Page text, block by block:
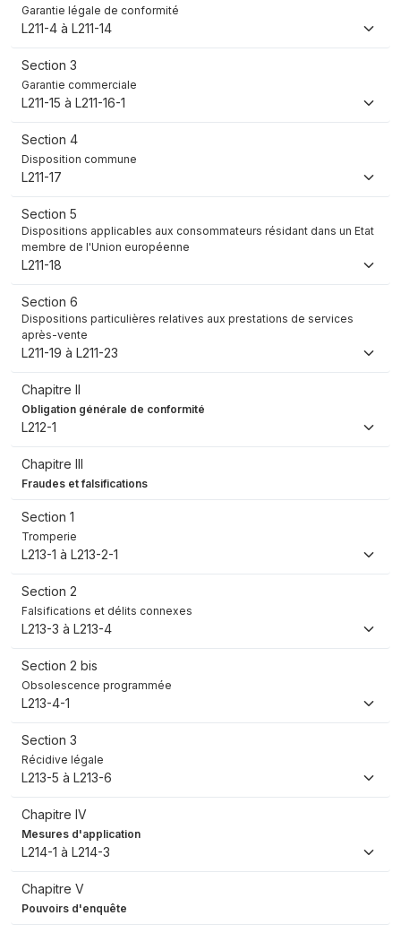
Garantie légale de conformité
L211-4 à L211-14
Section 3
Garantie commerciale
L211-15 à L211-16-1
Section 4
Disposition commune
L211-17
Section 5
Dispositions applicables aux consommateurs résidant dans un Etat
membre de l'Union européenne
L211-18
Section 6
Dispositions particulières relatives aux prestations de services
après-vente
L211-19 à L211-23
Chapitre II
Obligation générale de conformité
L212-1
Chapitre III
Fraudes et falsifications
Section 1
Tromperie
L213-1 à L213-2-1
Section 2
Falsifications et délits connexes
L213-3 à L213-4
Section 2 bis
Obsolescence programmée
L213-4-1
Section 3
Récidive légale
L213-5 à L213-6
Chapitre IV
Mesures d'application
L214-1 à L214-3
Chapitre V
Pouvoirs d'enquête